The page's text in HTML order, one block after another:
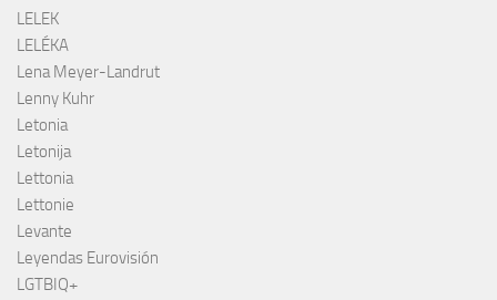
LELEK
LELÉKA
Lena Meyer-Landrut
Lenny Kuhr
Letonia
Letonija
Lettonia
Lettonie
Levante
Leyendas Eurovisión
LGTBIQ+